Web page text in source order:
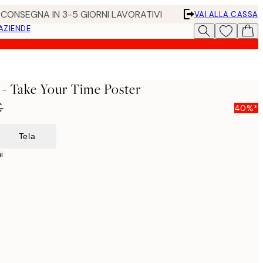
IN 3-5 GIORNI LAVORATIVI
VAI ALLA CASSA
Take Your Time Poster
40%*
Tela